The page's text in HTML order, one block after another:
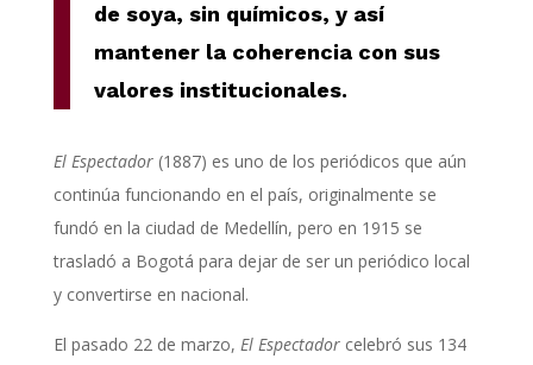
de soya, sin químicos, y así
mantener la coherencia con sus
valores institucionales.
El Espectador(1887) es uno de los periódicos que aún
continúa funcionando en el país, originalmente se
fundó en la ciudad de Medellín, pero en 1915 se
trasladó a Bogotá para dejar de ser un periódico local
y convertirse en nacional.
El pasado 22 de marzo, El Espectadorcelebró sus 134